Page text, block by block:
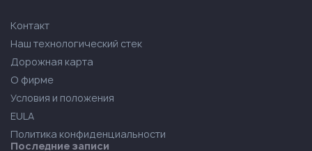
Контакт
Наш технологический стек
Дорожная карта
О фирме
Условия и положения
EULA
Политика конфиденциальности
Последние записи